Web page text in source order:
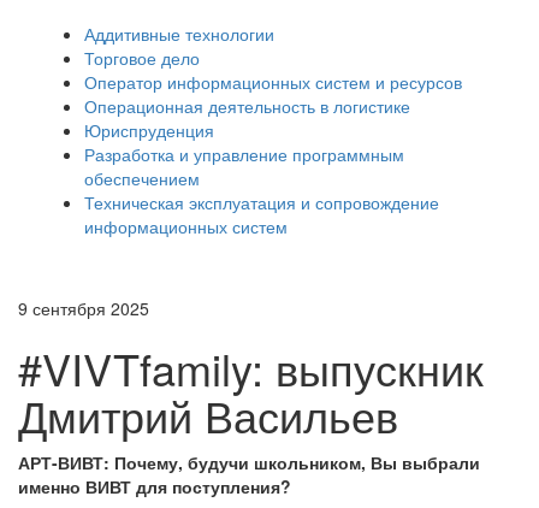
Аддитивные технологии
Торговое дело
Оператор информационных систем и ресурсов
Операционная деятельность в логистике
Юриспруденция
Разработка и управление программным
обеспечением
Техническая эксплуатация и сопровождение
информационных систем
9 сентября 2025
#VIVTfamily: выпускник
Дмитрий Васильев
АРТ-ВИВТ: Почему, будучи школьником, Вы выбрали
именно ВИВТ для поступления?